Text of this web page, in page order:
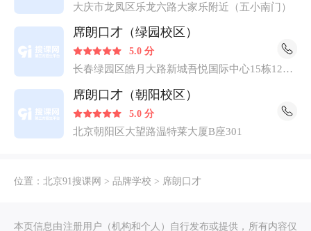
大庆市龙凤区乐龙六路大家乐附近（五小南门）
席朗口才（绿园校区）
5.0 分
长春绿园区皓月大路新城吾悦国际中心15栋1205
席朗口才（朝阳校区）
5.0 分
北京朝阳区大望路温特莱大厦B座301
位置：北京91搜课网 >品牌学校 > 席朗口才
本页信息由注册用户（机构和个人）自行发布或提供，所有内容仅